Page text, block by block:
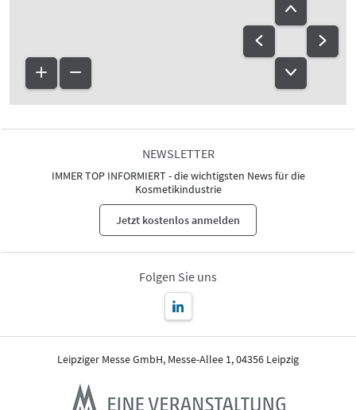
NEWSLETTER
IMMER TOP INFORMIERT - die wichtigsten News für die
Kosmetikindustrie
Jetzt kostenlos anmelden
Folgen Sie uns
Leipziger Messe GmbH, Messe-Allee 1, 04356 Leipzig